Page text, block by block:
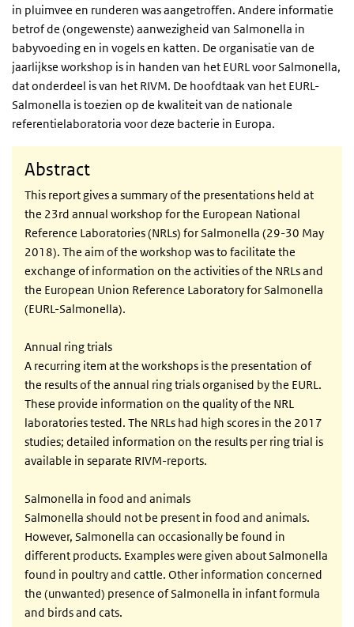
in pluimvee en runderen was aangetroffen. Andere informatie
betrof de (ongewenste) aanwezigheid van Salmonella in
babyvoeding en in vogels en katten. De organisatie van de
jaarlijkse workshop is in handen van het EURL voor Salmonella,
dat onderdeel is van het RIVM. De hoofdtaak van het EURL-
Salmonella is toezien op de kwaliteit van de nationale
referentielaboratoria voor deze bacterie in Europa.
Abstract
This report gives a summary of the presentations held at
the 23rd annual workshop for the European National
Reference Laboratories (NRLs) for Salmonella (29-30 May
2018). The aim of the workshop was to facilitate the
exchange of information on the activities of the NRLs and
the European Union Reference Laboratory for Salmonella
(EURL-Salmonella).
Annual ring trials
A recurring item at the workshops is the presentation of
the results of the annual ring trials organised by the EURL.
These provide information on the quality of the NRL
laboratories tested. The NRLs had high scores in the 2017
studies; detailed information on the results per ring trial is
available in separate RIVM-reports.
Salmonella in food and animals
Salmonella should not be present in food and animals.
However, Salmonella can occasionally be found in
different products. Examples were given about Salmonella
found in poultry and cattle. Other information concerned
the (unwanted) presence of Salmonella in infant formula
and birds and cats.